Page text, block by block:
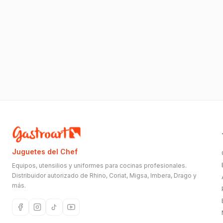
Juguetes del Chef
Equipos, utensilios y uniformes para cocinas profesionales.
Distribuidor autorizado de Rhino, Coriat, Migsa, Imbera, Drago y
más.